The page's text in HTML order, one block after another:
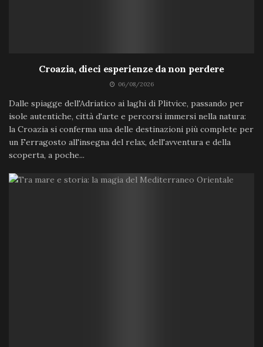
Croazia, dieci esperienze da non perdere
06/08/2026
Dalle spiagge dell'Adriatico ai laghi di Plitvice, passando per
isole autentiche, città d'arte e percorsi immersi nella natura:
la Croazia si conferma una delle destinazioni più complete per
un Ferragosto all'insegna del relax, dell'avventura e della
scoperta, a poche...